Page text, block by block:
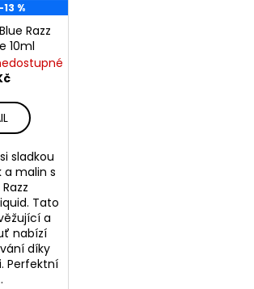
%
Razz
10ml
sladkou
malin s
Tato
a
nabízí
díky
Perfektní